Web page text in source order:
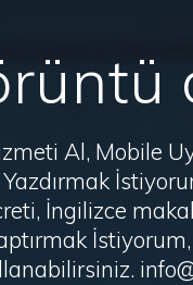
Al, Mobile
İngilizce